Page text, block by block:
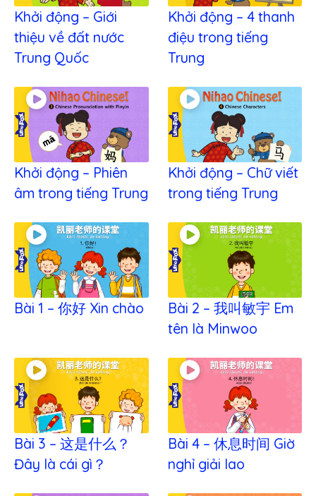
Khởi động – Giới
thiệu về đất nước
Trung Quốc
Khởi động – 4 thanh
điệu trong tiếng
Trung
Khởi động – Phiên
âm trong tiếng Trung
Khởi động – Chữ viết
trong tiếng Trung
Bài 1 – 你好 Xin chào
Bài 2 – 我叫敏宇 Em
tên là Minwoo
Bài 3 – 这是什么？
Đây là cái gì？
Bài 4 – 休息时间 Giờ
nghỉ giải lao